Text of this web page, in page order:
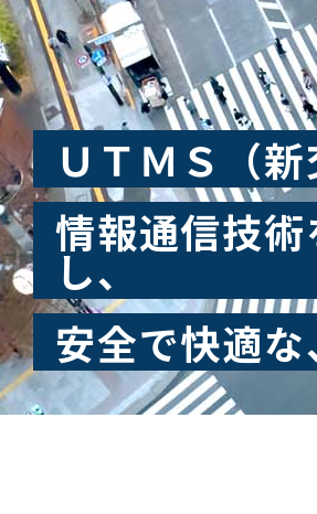
ＵＴＭＳ（
情報通信技
し、
安全で快適